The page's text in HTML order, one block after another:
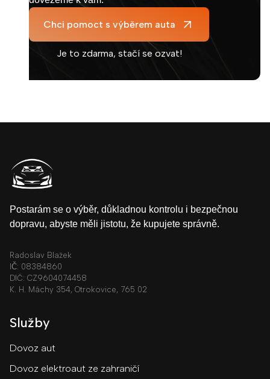
administrativou a jasným původem, ne
anonymní kus z náhodného bazaru.
Chci pomoct s výběrem auta
Je to zdarma, stačí se ozvat!
Postarám se o výběr, důkladnou kontrolu i bezpečnou
dopravu, abyste měli jistotu, že kupujete správně.
Radoslav Blažek
IČ: 08384860
DIČ: CZ9604074458
K. H. Máchy 354, Otrokovice, 765 02
Služby
Dovoz aut
Dovoz elektroaut ze zahraničí